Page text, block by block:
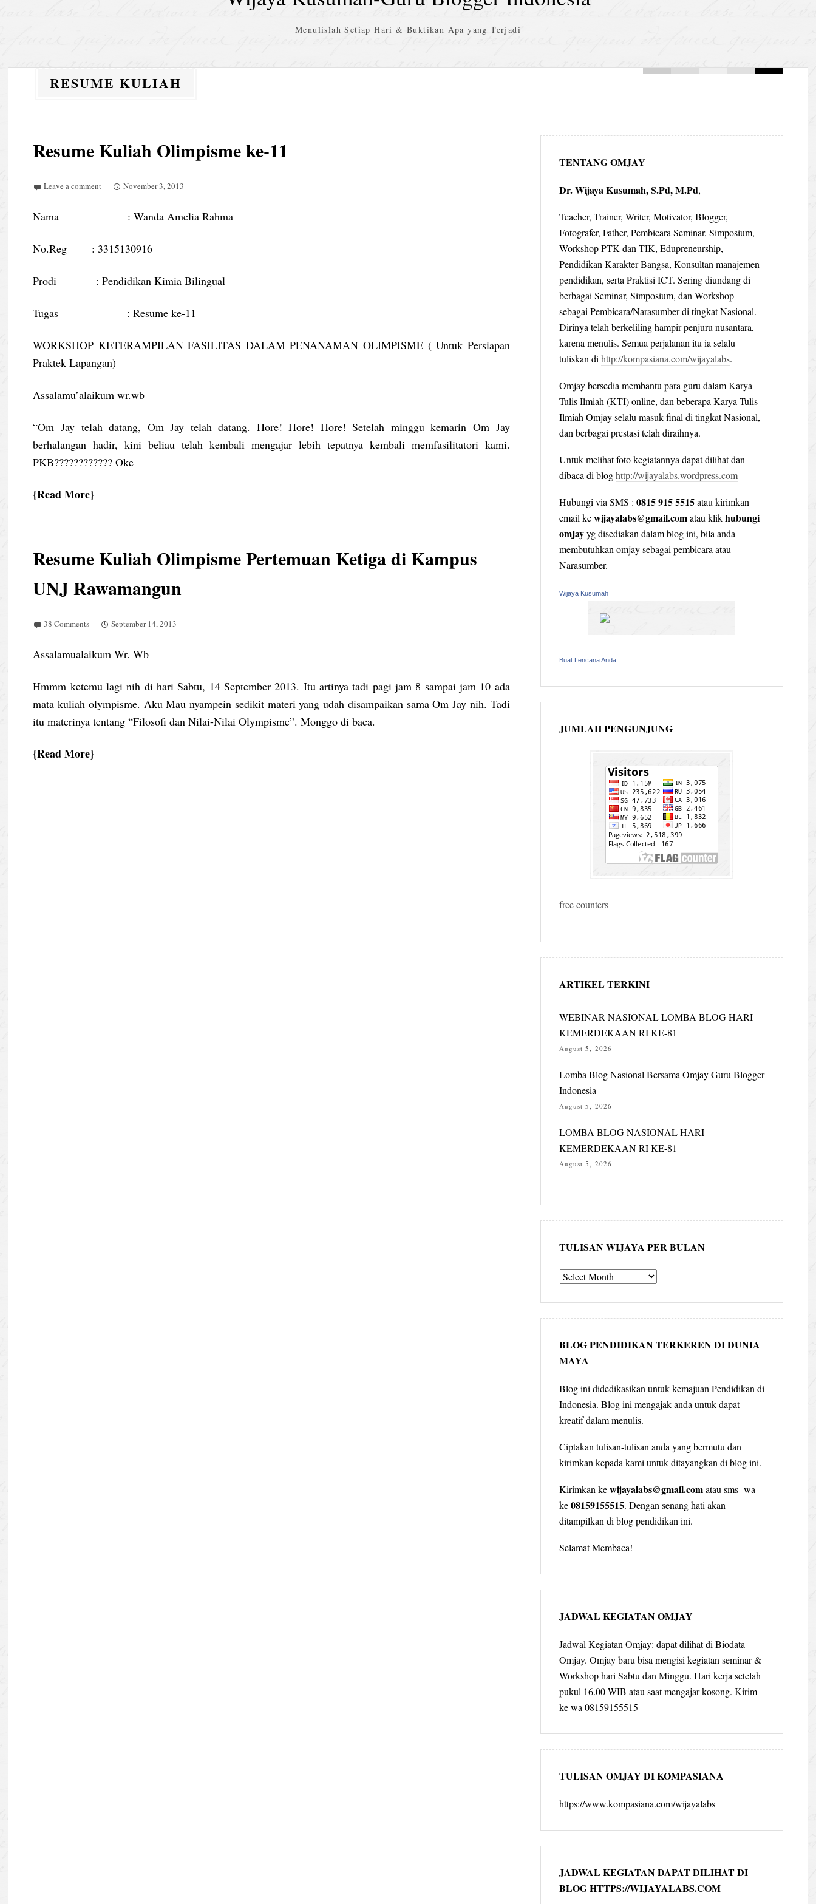
Menulislah Setiap Hari & Buktikan Apa yang Terjadi
RESUME KULIAH
Resume Kuliah Olimpisme ke-11
Leave a comment November 3, 2013
Nama : Wanda Amelia Rahma
No.Reg : 3315130916
Prodi : Pendidikan Kimia Bilingual
Tugas : Resume ke-11
WORKSHOP KETERAMPILAN FASILITAS DALAM PENANAMAN OLIMPISME ( Untuk Persiapan
Praktek Lapangan)
Assalamu’alaikum wr.wb
“Om Jay telah datang, Om Jay telah datang. Hore! Hore! Hore! Setelah minggu kemarin Om Jay
berhalangan hadir, kini beliau telah kembali mengajar lebih tepatnya kembali memfasilitatori kami.
PKB???????????? Oke
Read More
Resume Kuliah Olimpisme Pertemuan Ketiga di Kampus
UNJ Rawamangun
38 Comments September 14, 2013
Assalamualaikum Wr. Wb
Hmmm ketemu lagi nih di hari Sabtu, 14 September 2013. Itu artinya tadi pagi jam 8 sampai jam 10 ada
mata kuliah olympisme. Aku Mau nyampein sedikit materi yang udah disampaikan sama Om Jay nih. Tadi
itu materinya tentang “Filosofi dan Nilai-Nilai Olympisme”. Monggo di baca.
Read More
TENTANG OMJAY
Dr. Wijaya Kusumah, S.Pd, M.Pd,
Teacher, Trainer, Writer, Motivator, Blogger,
Fotografer, Father, Pembicara Seminar, Simposium,
Workshop PTK dan TIK, Edupreneurship,
Pendidikan Karakter Bangsa, Konsultan manajemen
pendidikan, serta Praktisi ICT. Sering diundang di
berbagai Seminar, Simposium, dan Workshop
sebagai Pembicara/Narasumber di tingkat Nasional.
Dirinya telah berkeliling hampir penjuru nusantara,
karena menulis. Semua perjalanan itu ia selalu
tuliskan di http://kompasiana.com/wijayalabs.
Omjay bersedia membantu para guru dalam Karya
Tulis Ilmiah (KTI) online, dan beberapa Karya Tulis
Ilmiah Omjay selalu masuk final di tingkat Nasional,
dan berbagai prestasi telah diraihnya.
Untuk melihat foto kegiatannya dapat dilihat dan
dibaca di bloghttp://wijayalabs.wordpress.com
Hubungi via SMS : 0815 915 5515atau kirimkan
email kewijayalabs@gmail.comatau klikhubungi
omjayyg disediakan dalam blog ini, bila anda
membutuhkan omjay sebagai pembicara atau
Narasumber.
Wijaya Kusumah
Buat Lencana Anda
JUMLAH PENGUNJUNG
free counters
ARTIKEL TERKINI
WEBINAR NASIONAL LOMBA BLOG HARI
KEMERDEKAAN RI KE-81
August 5, 2026
Lomba Blog Nasional Bersama Omjay Guru Blogger
Indonesia
August 5, 2026
LOMBA BLOG NASIONAL HARI
KEMERDEKAAN RI KE-81
August 5, 2026
TULISAN WIJAYA PER BULAN
Tulisan
per
bulan
BLOG PENDIDIKAN TERKEREN DI DUNIA
MAYA
Blog ini didedikasikan untuk kemajuan Pendidikan di
Indonesia. Blog ini mengajak anda untuk dapat
kreatif dalam menulis.
Ciptakan tulisan-tulisan anda yang bermutu dan
kirimkan kepada kami untuk ditayangkan di blog ini.
Kirimkan kewijayalabs@gmail.comatau sms wa
ke08159155515. Dengan senang hati akan
ditampilkan di blog pendidikan ini.
Selamat Membaca!
JADWAL KEGIATAN OMJAY
Jadwal Kegiatan Omjay: dapat dilihat di Biodata
Omjay. Omjay baru bisa mengisi kegiatan seminar &
Workshop hari Sabtu dan Minggu. Hari kerja setelah
pukul 16.00 WIB atau saat mengajar kosong. Kirim
ke wa 08159155515
TULISAN OMJAY DI KOMPASIANA
https://www.kompasiana.com/wijayalabs
JADWAL KEGIATAN DAPAT DILIHAT DI
BLOG HTTPS://WIJAYALABS.COM